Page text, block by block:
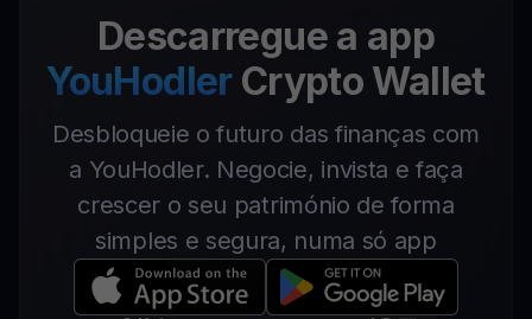
Descarregue a app
YouHodler Crypto Wallet
Desbloqueie o futuro das finanças com
a YouHodler. Negocie, invista e faça
crescer o seu património de forma
simples e segura, numa só app